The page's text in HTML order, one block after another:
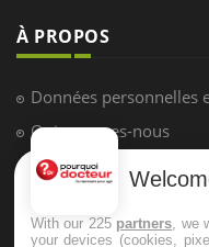
À PROPOS
Données personnelles
Qui sommes-nous
Conditions d'utilisation
Mentions Légales
With our 225 partners ,
your devices (cookies,